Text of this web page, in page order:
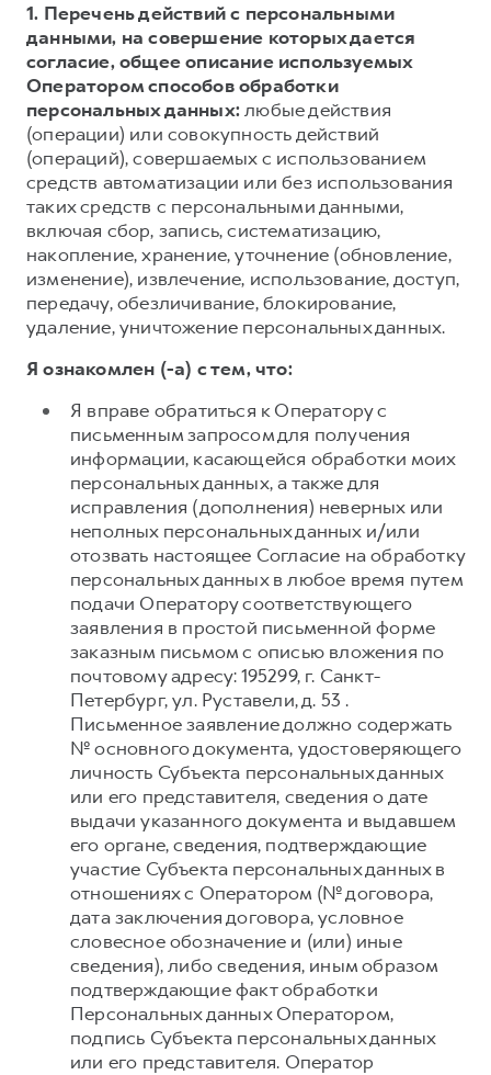
1. Перечень действий с персональными
данными, на совершение которых дается
согласие, общее описание используемых
Оператором способов обработки
персональных данных:любые действия
(операции) или совокупность действий
(операций), совершаемых с использованием
средств автоматизации или без использования
таких средств с персональными данными,
включая сбор, запись, систематизацию,
накопление, хранение, уточнение (обновление,
изменение), извлечение, использование, доступ,
передачу, обезличивание, блокирование,
удаление, уничтожение персональных данных.
Я ознакомлен (-а) с тем, что:
Я вправе обратиться к Оператору с
письменным запросом для получения
информации, касающейся обработки моих
персональных данных, а также для
исправления (дополнения) неверных или
неполных персональных данных и/или
отозвать настоящее Согласие на обработку
персональных данных в любое время путем
подачи Оператору соответствующего
заявления в простой письменной форме
заказным письмом с описью вложения по
почтовому адресу: 195299, г. Санкт-
Петербург, ул. Руставели, д. 53 .
Письменное заявление должно содержать
№ основного документа, удостоверяющего
личность Субъекта персональных данных
или его представителя, сведения о дате
выдачи указанного документа и выдавшем
его органе, сведения, подтверждающие
участие Субъекта персональных данных в
отношениях с Оператором (№ договора,
дата заключения договора, условное
словесное обозначение и (или) иные
сведения), либо сведения, иным образом
подтверждающие факт обработки
Персональных данных Оператором,
подпись Субъекта персональных данных
или его представителя. Оператор